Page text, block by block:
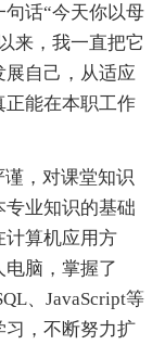
话“今天你以母
来，我一直把它
自己，从适应
正能在本职工作
，对课堂知识
业知识的基础
计算机应用方
脑，掌握了
、JavaScript等
习，不断努力扩